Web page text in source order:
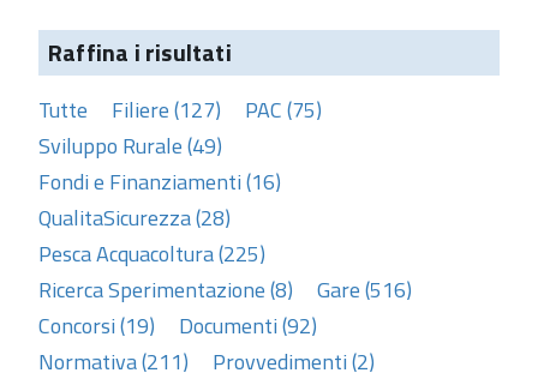
Raffina i risultati
Tutte Filiere (127)
PAC (75)
Sviluppo Rurale (49)
Fondi e Finanziamenti (16)
QualitaSicurezza (28)
Pesca Acquacoltura (225)
Ricerca Sperimentazione (8)
Gare (516)
Concorsi (19)
Documenti (92)
Normativa (211)
Provvedimenti (2)